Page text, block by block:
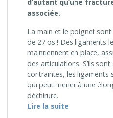
d’autant qu’une
associée.
La main et le poignet sont
de 27 os ! Des ligaments
maintiennent en place,
des articulations. S’ils
contraintes, les ligaments
qui peut mener à une
déchirure.
Lire la suite